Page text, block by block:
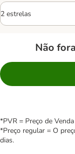
Não
*PVR = Preço de
*Preço regular = O
dias.